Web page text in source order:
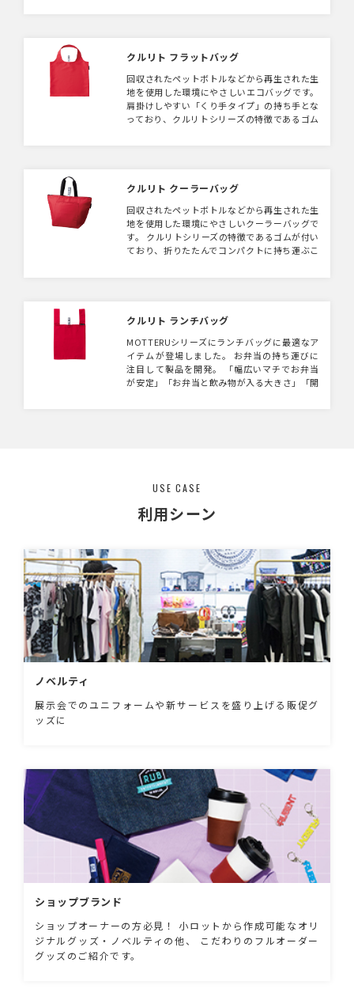
りますのでご注意ください
クルリト フラットバッグ
回収されたペットボトルなどから再生された生
地を使用した環境にやさしいエコバッグです。
肩掛けしやすい「くり手タイプ」の持ち手とな
っており、クルリトシリーズの特徴であるゴム
す。成約記念品からライブグッズなど、業種を
クルリト クーラーバッグ
回収されたペットボトルなどから再生された生
地を使用した環境にやさしいクーラーバッグで
す。 クルリトシリーズの特徴であるゴムが付い
ており、折りたたんでコンパクトに持ち運ぶこ
い物まで、さまざまなシーンで活躍するバッグ
ーンでのプレゼント品やスーパーなどのオリジ
ナルエコバッグなど幅広くご提案頂けます。
クルリト ランチバッグ
MOTTERUシリーズにランチバッグに最適なア
イテムが登場しました。 お弁当の持ち運びに
注目して製品を開発。 「幅広いマチでお弁当
が安定」「お弁当と飲み物が入る大きさ」「開
徴であるゴムバンドがついており、未使用時に
にできます。 シワになりにくく洗濯可能な生
印刷はもちろん、熱転写印刷でのフルカラー名
入れも可能です。 キャンペーンのノベルティや
ポイント交換の記念品としてもらって嬉しい商
品です。
USE CASE
利用シーン
ノベルティ
展示会でのユニフォームや新サービスを盛り上げる販促グ
ッズに
ショップブランド
ショップオーナーの方必見！ 小ロットから作成可能なオリ
ジナルグッズ・ノベルティの他、 こだわりのフルオーダー
グッズのご紹介です。